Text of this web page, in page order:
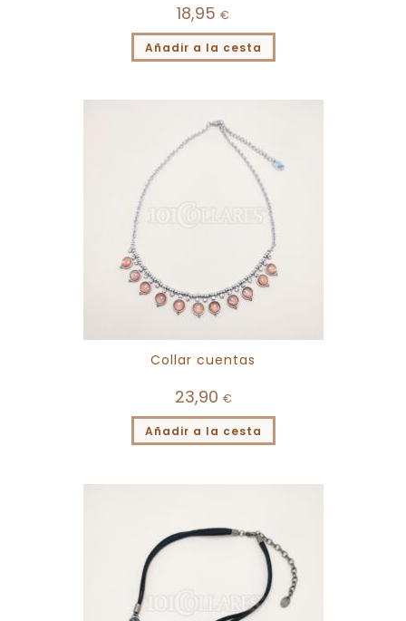
18,95 €
Añadir a la cesta
Collar cuentas
23,90 €
Añadir a la cesta